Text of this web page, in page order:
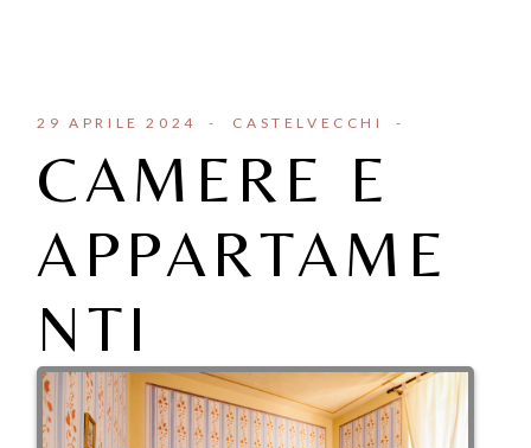
29 APRILE 2024 CASTELVECCHI
CAMERE E
APPARTAME
NTI